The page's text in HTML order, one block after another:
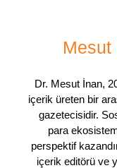
Mesut
Dr. Mesut İnan,
içerik üreten bir
gazetecisidir.
para
perspektif
içerik editörü ve